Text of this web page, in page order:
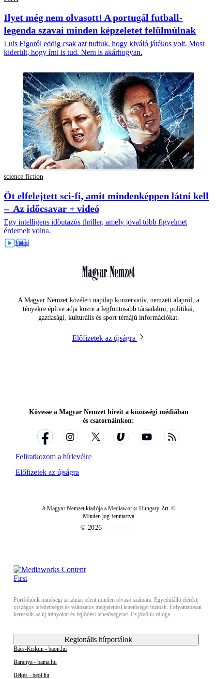
Ilyet még nem olvasott! A portugál futball-
legenda szavai minden képzeletet felülmúlnak
Luis Figoról eddig csak azt tudtuk, hogy kiváló játékos volt. Most
kiderült, hogy írni is tud. Nem is akárhogyan.
science fiction
Öt elfelejtett sci-fi, amit mindenképpen látni kell
– Az időcsavar + videó
Egy intelligens időutazós thriller, amely jóval több figyelmet
érdemelt volna.
A Magyar Nemzet közéleti napilap konzervatív, nemzeti alapról, a
tényekre építve adja közre a legfontosabb társadalmi, politikai,
gazdasági, kulturális és sport témájú információkat.
Előfizetek az újságra
Feliratkozom a hírlevélre
Kövesse a Magyar Nemzet híreit a közösségi médiában
és csatornáinkon:
Előfizetek az újságra
A Magyar Nemzet kiadója a Mediaworks Hungary Zrt. ©
Minden jog fenntartva
© 2026
Portfóliónk minőségi tartalmat jelent minden olvasó számára. Egyedülálló elérést,
országos lefedettséget és változatos megjelenési lehetőséget biztosít. Folyamatosan
keressük az új irányokat és fejlődési lehetőségeket. Ez jövőnk záloga.
Regionális hírportálok
Bács-Kiskun - baon.hu
Baranya - bama.hu
Békés - beol.hu